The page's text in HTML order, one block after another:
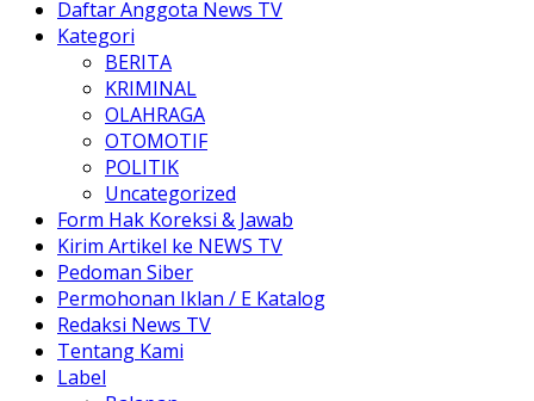
Daftar Anggota News TV
Kategori
BERITA
KRIMINAL
OLAHRAGA
OTOMOTIF
POLITIK
Uncategorized
Form Hak Koreksi & Jawab
Kirim Artikel ke NEWS TV
Pedoman Siber
Permohonan Iklan / E Katalog
Redaksi News TV
Tentang Kami
Label